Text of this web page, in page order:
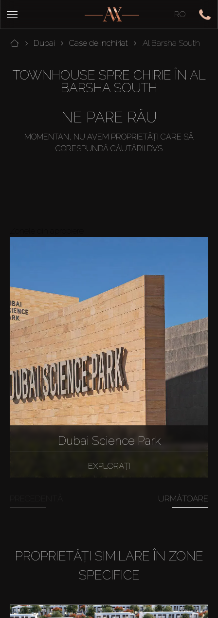
RO
Dubai Case de inchiriat Al Barsha South
TOWNHOUSE SPRE CHIRIE ÎN AL
BARSHA SOUTH
NE PARE RĂU
MOMENTAN, NU AVEM PROPRIETĂȚI CARE SĂ
CORESPUNDĂ CĂUTĂRII DVS
Dubai Science Park
EXPLORAȚI
URMĂTOARE
PROPRIETĂȚI SIMILARE ÎN ZONE
SPECIFICE